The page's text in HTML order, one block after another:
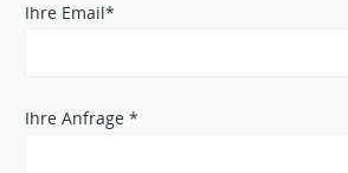
Ihre Email*
Ihre Anfrage *